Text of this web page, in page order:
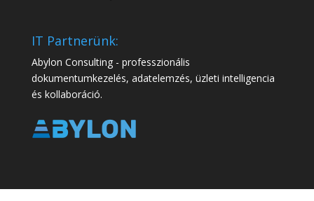
IT Partnerünk:
Abylon Consulting - professzionális
dokumentumkezelés, adatelemzés, üzleti intelligencia
és kollaboráció.